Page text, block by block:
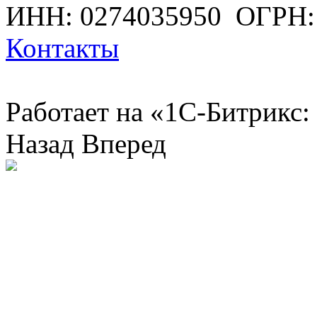
ИНН: 0274035950 ОГРН:
Контакты
Работает на «1С-
Назад Вперед